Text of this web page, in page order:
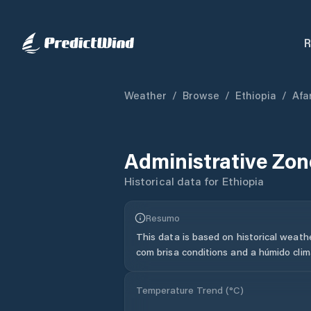
Weather / Browse / Ethiopia /
Administrative
Historical data for Ethiopia
Resumo
This data is based on historical
com brisa conditions and a húmido
Temperature Trend (°C)